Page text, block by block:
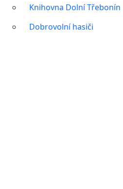
Knihovna Dolní Třebonín
Dobrovolní hasiči